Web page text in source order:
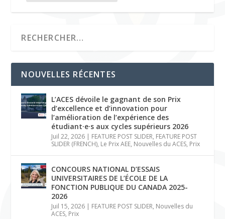
NOUVELLES RÉCENTES
L’ACES dévoile le gagnant de son Prix
d’excellence et d’innovation pour
l’amélioration de l’expérience des
étudiant·e·s aux cycles supérieurs 2026
Juil 22, 2026 | FEATURE POST SLIDER, FEATURE POST
SLIDER (FRENCH), Le Prix AEE, Nouvelles du ACES, Prix
CONCOURS NATIONAL D’ESSAIS
UNIVERSITAIRES DE L’ÉCOLE DE LA
FONCTION PUBLIQUE DU CANADA 2025-
2026
Juil 15, 2026 | FEATURE POST SLIDER, Nouvelles du
ACES, Prix